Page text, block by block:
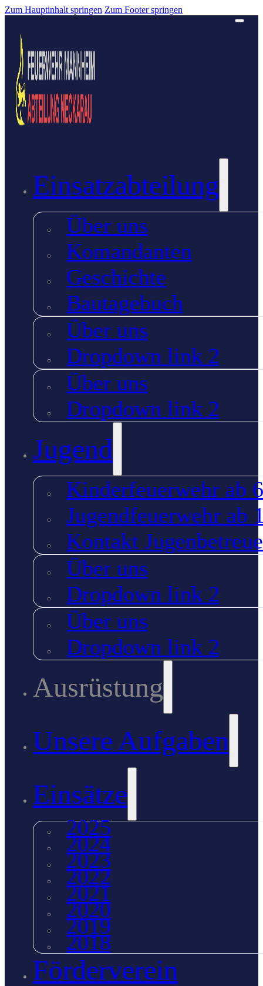
Zum Hauptinhalt springen Zum Footer springen
Einsatzabteilung
Über uns
Komandanten
Geschichte
Bautagebuch
Über uns
Dropdown link 2
Über uns
Dropdown link 2
Jugend
Kinderfeuerwehr ab
Jugendfeuerwehr ab
Kontakt
Über uns
Dropdown link 2
Über uns
Dropdown link 2
Ausrüstung
Unsere Aufgaben
Einsätze
2025
2024
2023
2022
2021
2020
2019
2018
Förderverein